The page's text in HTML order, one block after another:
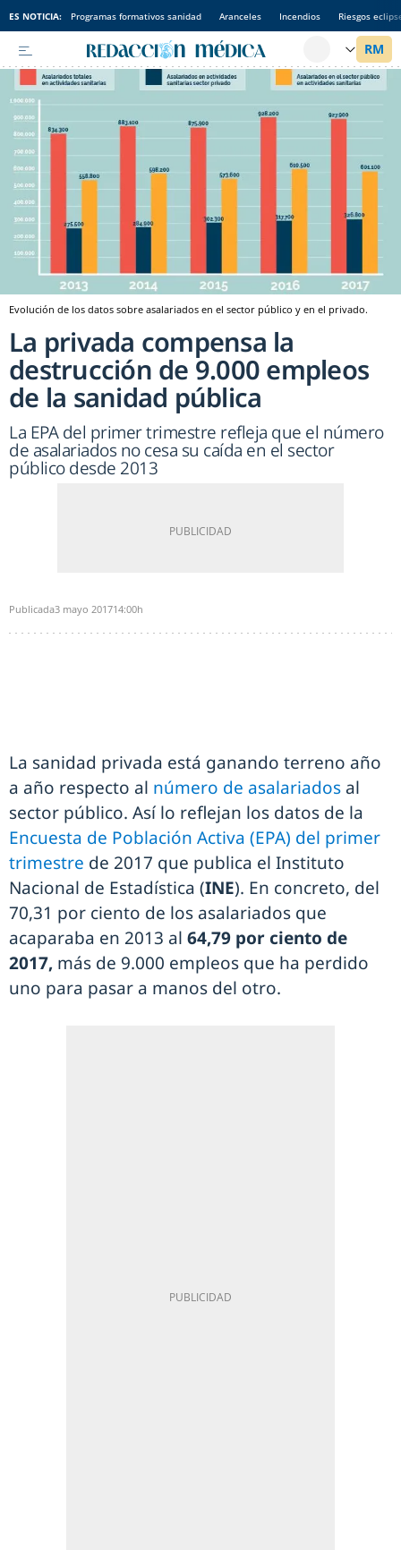
ES NOTICIA: Programas formativos sanidad Aranceles Incendios Riesgos
Evolución de los datos sobre asalariados en el sector público y en el privado.
La privada compensa la
destrucción de 9.000 empleos
de la sanidad pública
La EPA del primer trimestre refleja que el número
de asalariados no cesa su caída en el sector
público desde 2013
Publicada3 mayo 201714:00h
La sanidad privada está ganando terreno año
a año respecto al número de asalariados al
sector público. Así lo reflejan los datos de la
Encuesta de Población Activa (EPA) del primer
trimestre de 2017 que publica el Instituto
Nacional de Estadística (INE). En concreto, del
70,31 por ciento de los asalariados que
acaparaba en 2013 al 64,79 por ciento de
2017, más de 9.000 empleos que ha perdido
uno para pasar a manos del otro.